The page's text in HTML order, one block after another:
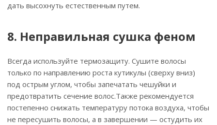
дать высохнуть естественным путем.
8. Неправильная сушка феном
Всегда используйте термозащиту. Сушите волосы
только по направлению роста кутикулы (сверху вниз)
под острым углом, чтобы запечатать чешуйки и
предотвратить сечение волос.Также рекомендуется
постепенно снижать температуру потока воздуха, чтобы
не пересушить волосы, а в завершении — остудить их